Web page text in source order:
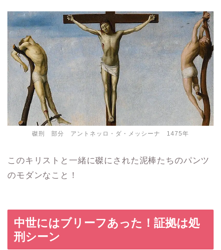
磔刑 部分 アントネッロ・ダ・メッシーナ 1475年
このキリストと一緒に磔にされた泥棒たちのパンツ
のモダンなこと！
中世にはブリーフあった！証拠は処
刑シーン